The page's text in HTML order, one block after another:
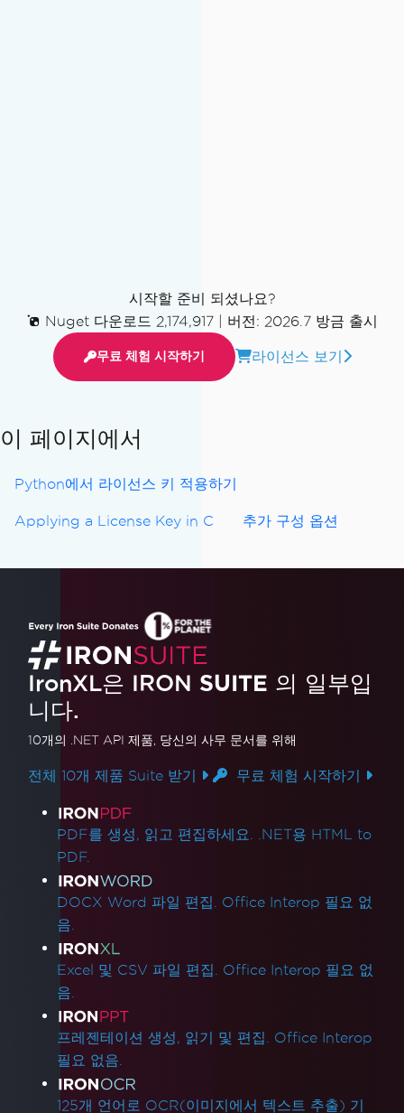
시작할 준비 되셨나요?
Nuget 다운로드 2,174,917
버전: 2026.7 방금 출시
무료 체험 시작하기 라이선스 보기
이 페이지에서
Python에서 라이선스 키 적용하기
Applying a License Key in C 추가 구성 옵션
IronXL은 IRON SUITE 의 일부입
니다.
10개의 .NET API 제품, 당신의 사무 문서를 위해
전체 10개 제품 Suite 받기 무료 체험 시작하기
제품 링크
PDF를 생성, 읽고 편집하세요. .NET용 HTML to
PDF.
DOCX Word 파일 편집. Office Interop 필요 없
음.
Excel 및 CSV 파일 편집. Office Interop 필요 없
음.
프레젠테이션 생성, 읽기 및 편집. Office Interop
필요 없음.
125개 언어로 OCR(이미지에서 텍스트 추출) 기